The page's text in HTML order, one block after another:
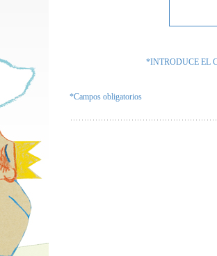
*INTRODUCE EL
*Campos obligatorios